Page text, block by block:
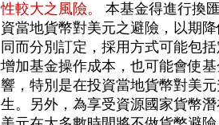
性較大之風險。
本基金得進行換
資當地貨幣對美元之避險，以期
同而分別訂定，採用方式可能包
增加基金操作成本，也可能會使
響，特別是在投資當地貨幣對美
生。另外，為享受資源國家貨幣